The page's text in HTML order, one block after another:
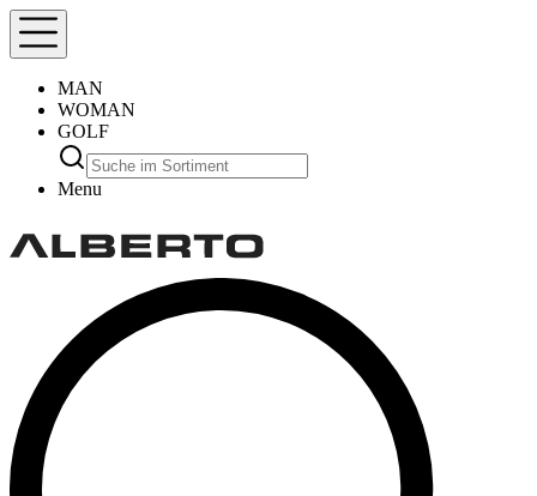
MAN
WOMAN
GOLF
Menu